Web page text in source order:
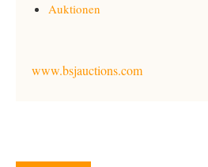
Auktionen
www.bsjauctions.com